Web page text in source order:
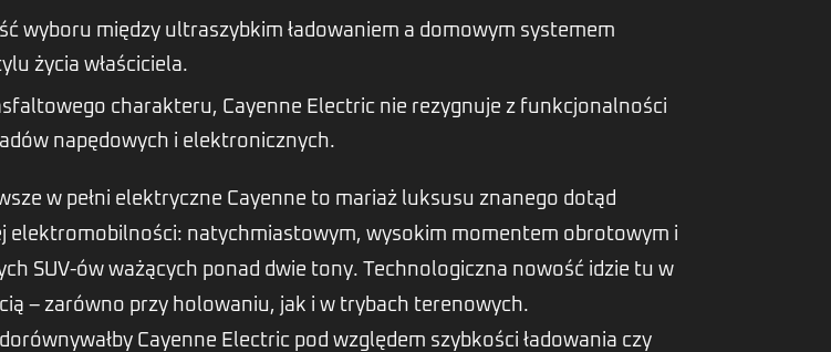
wyboru między ultraszybkim ładowaniem a domowym systemem
życia właściciela.
charakteru, Cayenne Electric nie rezygnuje z funkcjonalności
napędowych i elektronicznych.
w pełni elektryczne Cayenne to mariaż luksusu znanego dotąd
elektromobilności: natychmiastowym, wysokim momentem obrotowym i
SUV-ów ważących ponad dwie tony. Technologiczna nowość idzie tu w
– zarówno przy holowaniu, jak i w trybach terenowych.
Cayenne Electric pod względem szybkości ładowania czy